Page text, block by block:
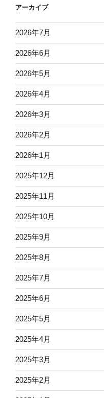
アーカイブ
2026年7月
2026年6月
2026年5月
2026年4月
2026年3月
2026年2月
2026年1月
2025年12月
2025年11月
2025年10月
2025年9月
2025年8月
2025年7月
2025年6月
2025年5月
2025年4月
2025年3月
2025年2月